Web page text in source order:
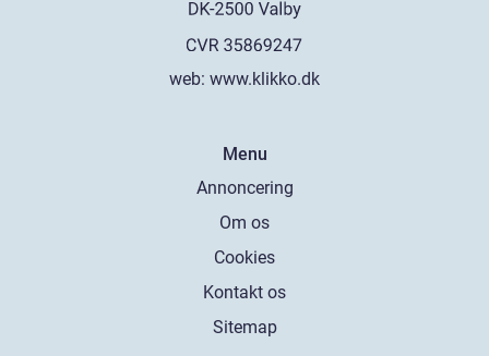
web: www.klikko.dk
Menu
Annoncering
Om os
Cookies
Kontakt os
Sitemap